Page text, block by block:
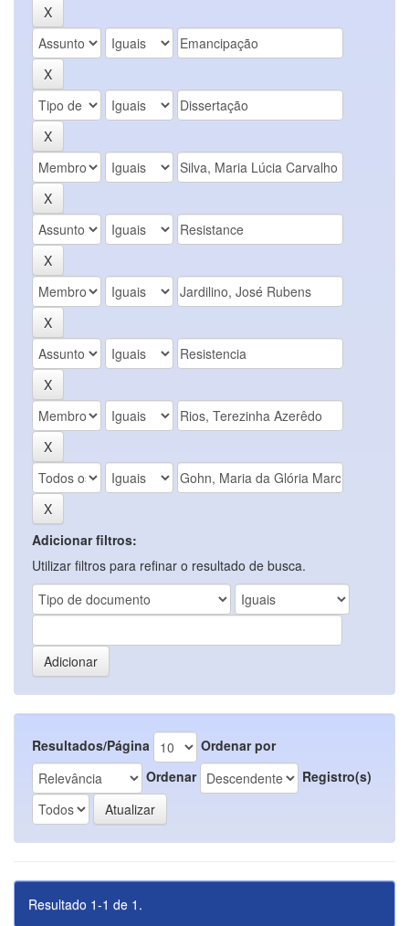
Adicionar filtros:
Utilizar filtros para refinar o resultado de busca.
Resultados/Página
Ordenar por
Ordenar
Registro(s)
Resultado 1-1 de 1.